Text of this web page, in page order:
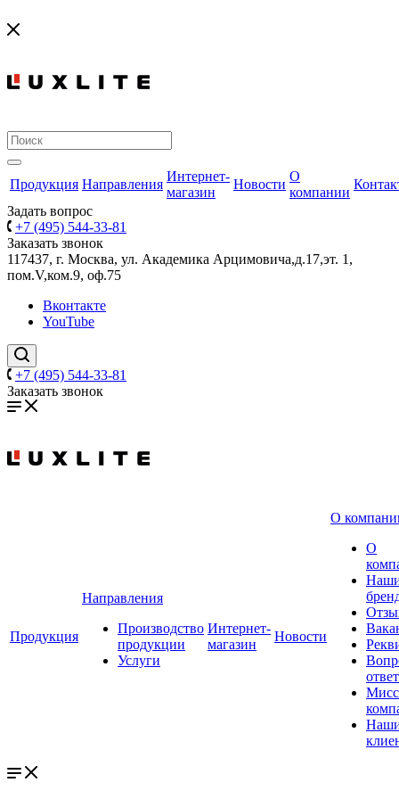
Продукция Направления
Интернет-
магазин
Новости
О
компании
Задать вопрос
+7 (495) 544-33-81
Заказать звонок
117437, г. Москва, ул. Академика Арцимовича,д.17,эт. 1,
пом.V,ком.9, оф.75
Вконтакте
YouTube
+7 (495) 544-33-81
Заказать звонок
Продукция
Направления
Производство
продукции
Услуги
Интернет-
магазин
Новости
О
О
ответ